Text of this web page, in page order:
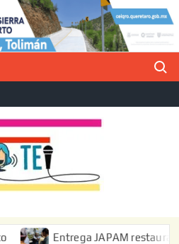
Entrega JAPAM restauración del